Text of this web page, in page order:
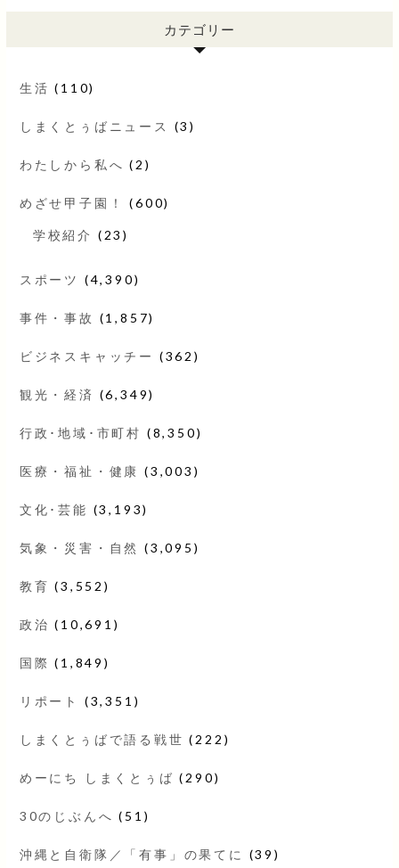
カテゴリー
生活 (110)
しまくとぅばニュース (3)
わたしから私へ (2)
めざせ甲子園！ (600)
学校紹介 (23)
スポーツ (4,390)
事件・事故 (1,857)
ビジネスキャッチー (362)
観光・経済 (6,349)
行政･地域･市町村 (8,350)
医療・福祉・健康 (3,003)
文化･芸能 (3,193)
気象・災害・自然 (3,095)
教育 (3,552)
政治 (10,691)
国際 (1,849)
リポート (3,351)
しまくとぅばで語る戦世 (222)
めーにち しまくとぅば (290)
30のじぶんへ (51)
沖縄と自衛隊／「有事」の果てに (39)